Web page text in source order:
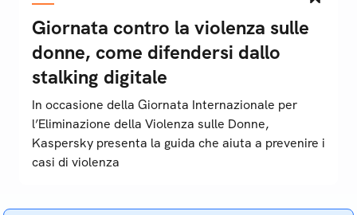
Giornata contro la violenza sulle
donne, come difendersi dallo
stalking digitale
In occasione della Giornata Internazionale per
l’Eliminazione della Violenza sulle Donne,
Kaspersky presenta la guida che aiuta a prevenire i
casi di violenza